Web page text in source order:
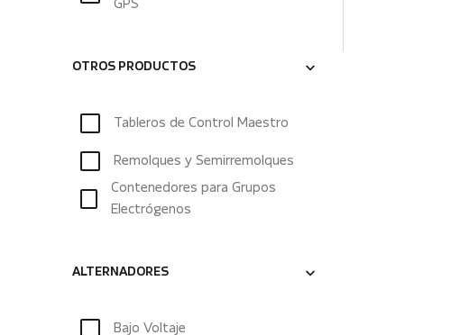
GPS
OTROS PRODUCTOS
Tableros de Control Maestro
Remolques y Semirremolques
Contenedores para Grupos
Electrógenos
ALTERNADORES
Bajo Voltaje